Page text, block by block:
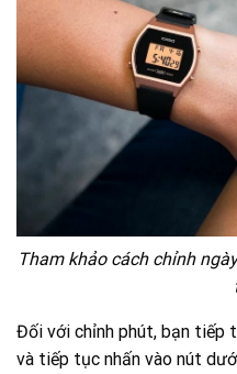
Tham khảo cách chỉnh
Đối với chỉnh phút, bạn tiếp
và tiếp tục nhấn vào nút